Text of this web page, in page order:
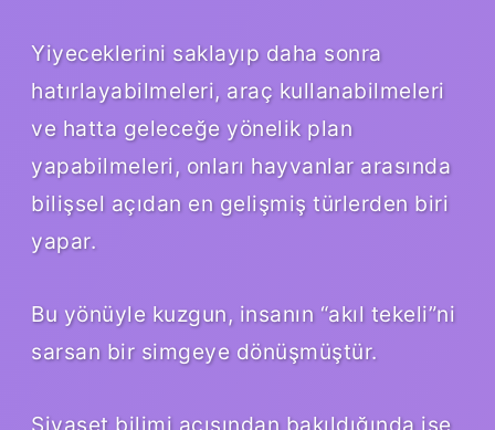
Yiyeceklerini saklayıp daha sonra
hatırlayabilmeleri, araç kullanabilmeleri
ve hatta geleceğe yönelik plan
yapabilmeleri, onları hayvanlar arasında
bilişsel açıdan en gelişmiş türlerden biri
yapar.
Bu yönüyle kuzgun, insanın “akıl tekeli”ni
sarsan bir simgeye dönüşmüştür.
Siyaset bilimi açısından bakıldığında ise